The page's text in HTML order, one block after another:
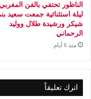
الناظور تحتفي بالفن
ليلة استثنائية جمعت سعيد
شيكر ورشيدة طلال ووليد
الرحماني
منذ 6 أيام
اترك تعليقاً